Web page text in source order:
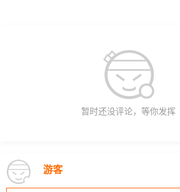
暂时还没评论，等你发挥
游客